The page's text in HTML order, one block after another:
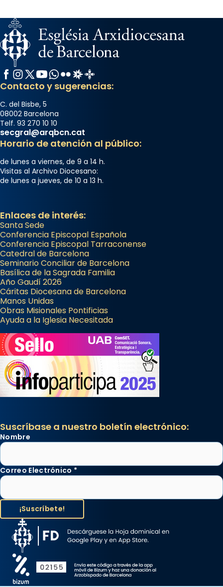
Facebook
Instagram
X / Twitter
YouTube
WhatsApp
FlickrRadio Estel
Catalunya Cristiana
Contacto y sugerencias:
C. del Bisbe, 5
08002 Barcelona
Telf. 93 270 10 10
secgral@arqbcn.cat
Horario de atención al público:
de lunes a viernes, de 9 a 14 h.
Visitas al Archivo Diocesano:
de lunes a jueves, de 10 a 13 h.
Enlaces de interés:
Santa Sede
Conferencia Episcopal Española
Conferencia Episcopal Tarraconense
Catedral de Barcelona
Seminario Conciliar de Barcelona
Basílica de la Sagrada Familia
Año Gaudí 2026
Cáritas Diocesana de Barcelona
Manos Unidas
Obras Misionales Pontificias
Ayuda a la Iglesia Necesitada
Suscríbase a nuestro boletín electrónico:
Nombre
Correo Electrónico *